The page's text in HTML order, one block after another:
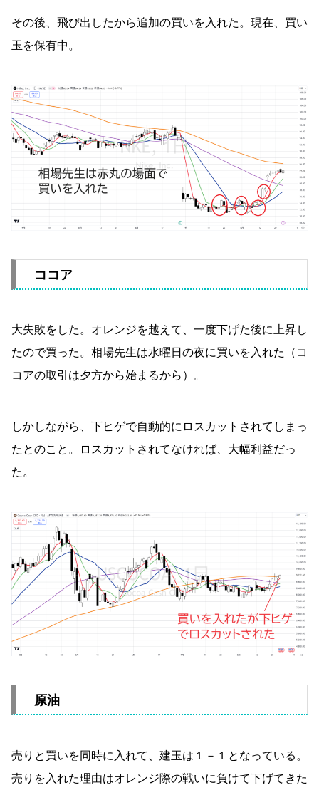
その後、飛び出したから追加の買いを入れた。現在、買い
玉を保有中。
ココア
大失敗をした。オレンジを越えて、一度下げた後に上昇し
たので買った。相場先生は水曜日の夜に買いを入れた（コ
コアの取引は夕方から始まるから）。
しかしながら、下ヒゲで自動的にロスカットされてしまっ
たとのこと。ロスカットされてなければ、大幅利益だっ
た。
原油
売りと買いを同時に入れて、建玉は１－１となっている。
売りを入れた理由はオレンジ際の戦いに負けて下げてきた